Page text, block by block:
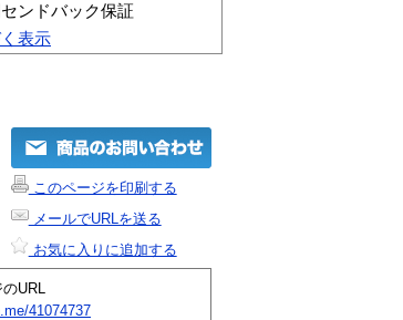
ンドバック保証
表示
このページを印刷する
メールでURLを送る
お気に入りに追加する
URL
41074737